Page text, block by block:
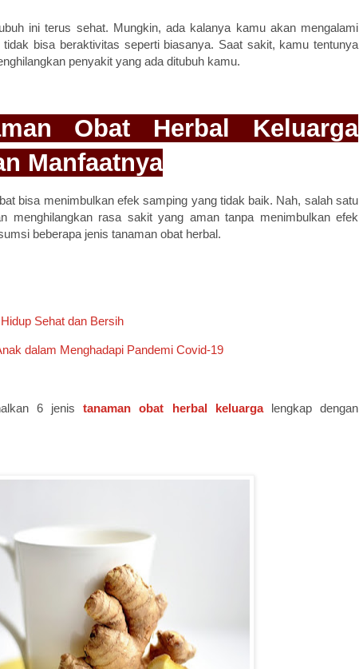
ini terus sehat. Mungkin, ada kalanya kamu akan mengalami
bisa beraktivitas seperti biasanya. Saat sakit, kamu tentunya
penyakit yang ada ditubuh kamu.
Obat Herbal Keluarga
Manfaatnya
bisa menimbulkan efek samping yang tidak baik. Nah, salah satu
menghilangkan rasa sakit yang aman tanpa menimbulkan efek
beberapa jenis tanaman obat herbal.
Sehat dan Bersih
dalam Menghadapi Pandemi Covid-19
6 jenistanaman obat herbal keluargalengkap dengan